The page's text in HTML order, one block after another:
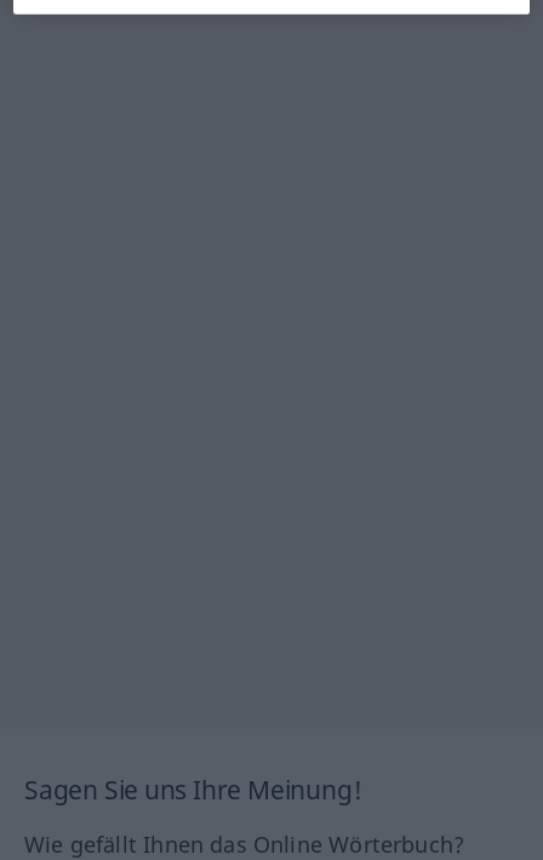
Sagen Sie uns Ihre Meinung!
Wie gefällt Ihnen das Online Wörterbuch?